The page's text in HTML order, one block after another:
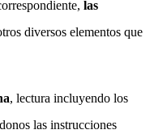
las
diversos elementos que
, lectura incluyendo los
las instrucciones